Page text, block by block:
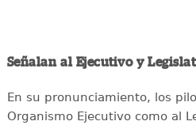
Señalan al Ejecutivo y
En su pronunciamiento, los
Organismo Ejecutivo como al